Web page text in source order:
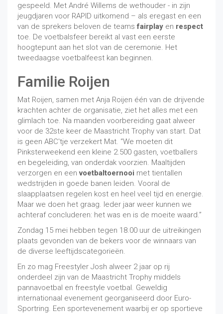
gespeeld. Met André Willems de wethouder - in zijn
jeugdjaren voor RAPID uitkomend – als eregast en een
van de sprekers beloven de teamsfairplay en respect
toe. De voetbalsfeer bereikt al vast een eerste
hoogtepunt aan het slot van de ceremonie. Het
tweedaagse voetbalfeest kan beginnen.
Familie Roijen
Mat Roijen, samen met Anja Roijen één van de drijvende
krachten achter de organisatie, ziet het alles met een
glimlach toe. Na maanden voorbereiding gaat alweer
voor de 32ste keer de Maastricht Trophy van start. Dat
is geen ABC'tje verzekert Mat. “We moeten dit
Pinksterweekend een kleine 2.500 gasten, voetballers
en begeleiding, van onderdak voorzien. Maaltijden
verzorgen en eenvoetbaltoernooi met tientallen
wedstrijden in goede banen leiden. Vooral de
slaapplaatsen regelen kost en heel veel tijd en energie.
Maar we doen het graag. Ieder jaar weer kunnen we
achteraf concluderen: het was en is de moeite waard.”
Zondag 15 mei hebben tegen 18.00 uur de uitreikingen
plaats gevonden van de bekers voor de winnaars van
de diverse leeftijdscategorieën.
En zo mag Freestyler Josh alweer 2 jaar op rij
onderdeel zijn van de Maastricht Trophy middels
pannavoetbal en freestyle voetbal. Geweldig
internationaal evenement georganiseerd door Euro-
Sportring. Een sportevenement waarbij er op sportieve